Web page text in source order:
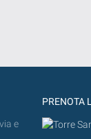
e
PRENOTA